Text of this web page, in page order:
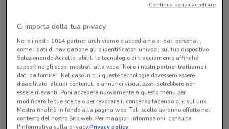
Chiuso
Lunedì 09:00 / 20:00
Martedì 09:00 / 20:00
Mercoledì 09:00 / 20:00
Giovedì 09:00 / 20:00
Venerdì 09:00 / 20:00
Sabato 09:00 / 20:00
Domenica 09:00 / 13:00
011 9586356
Visionottica Rivoli
Ci importa della tua privacy
Noi e i nostri 1014partner archiviamo e accediamo ai dati personali,
come i dati di navigazione gli o identificatori univoci, sul tuo dispositivo.
Selezionando Accetto, abiliti le tecnologie di tracciamento affinché
supportino gli scopi mostrati alla voce "Noi e i nostri partner trattiamo i
dati da fornire". Nel caso in cui queste tecnologie dovessero essere
disabilitate, alcuni contenuti e annunci visualizzati potrebbero non
essere rilevanti. Puoi accedere nuovamente a questo menu per
modificare le tue scelte o per revocare il consenso facendo clic sul link
Mostra finalità in fondo alla pagina web. Tali scelte avranno effetto nel
contesto del nostro Sito web. Per maggiori informazioni, consulta
l'Informativa sulla privacy.Privacy policy
Continua senza accettare